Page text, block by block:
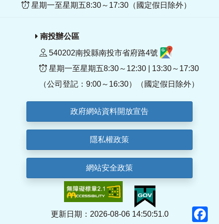
星期一至星期五8:30～17:30（國定假日除外）
南投辦公區
540202南投縣南投市省府路4號
星期一至星期五8:30～12:30 | 13:30～17:30
（公司登記：9:00～16:30）（國定假日除外）
政府網站資料開放宣告
隱私權政策
網站安全政策
更新日期：2026-08-06 14:50:51.0